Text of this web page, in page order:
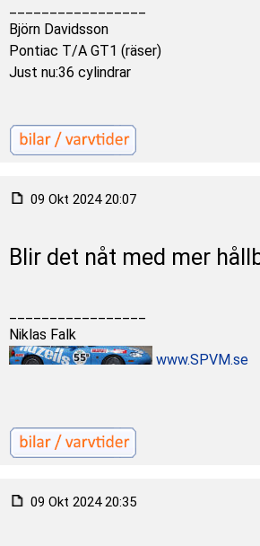
Björn Davidsson
Pontiac T/A GT1 (räser)
Just nu:36 cylindrar
09 Okt 2024 20:07
Blir det nåt med mer
Niklas Falk
www.SPVM.se
09 Okt 2024 20:35